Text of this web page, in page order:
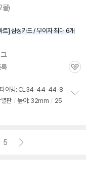
몰)
] 삼성카드 / 무이자 최대 6개
관
타이밍: CL34-44-44-8
판 / 높이: 32mm / 25
5